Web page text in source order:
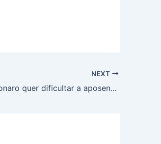
NEXT
“Bolsonaro quer dificultar a aposentadoria e envenenar o povo”, diz deputada sobre liberação de mais 31 agrotóxicos